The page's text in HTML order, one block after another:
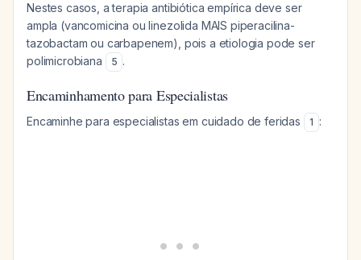
Nestes casos, a terapia antibiótica empírica deve ser
ampla (vancomicina ou linezolida MAIS piperacilina-
tazobactam ou carbapenem), pois a etiologia pode ser
polimicrobiana
5 .
Encaminhamento para Especialistas
Encaminhe para especialistas em cuidado de feridas 1 :